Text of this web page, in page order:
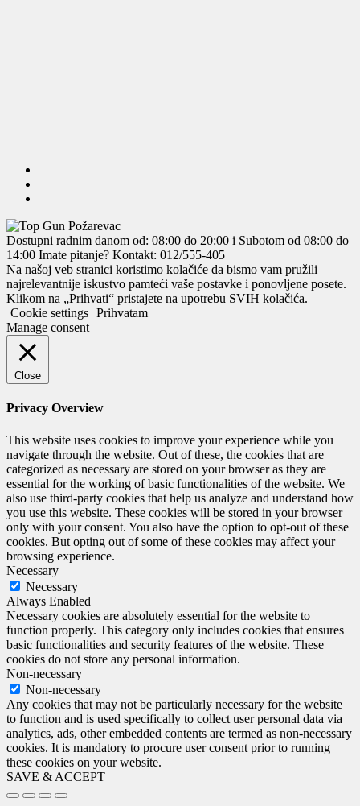
Dostupni radnim danom od: 08:00 do 20:00 i Subotom od 08:00 do
14:00 Imate pitanje? Kontakt: 012/555-405
Na našoj veb stranici koristimo kolačiće da bismo vam pružili
najrelevantnije iskustvo pamteći vaše postavke i ponovljene posete.
Klikom na „Prihvati“ pristajete na upotrebu SVIH kolačića.
Cookie settings Prihvatam
Manage consent
Close
Privacy Overview
This website uses cookies to improve your experience while you
navigate through the website. Out of these, the cookies that are
categorized as necessary are stored on your browser as they are
essential for the working of basic functionalities of the website. We
also use third-party cookies that help us analyze and understand how
you use this website. These cookies will be stored in your browser
only with your consent. You also have the option to opt-out of these
cookies. But opting out of some of these cookies may affect your
browsing experience.
Necessary
Necessary
Always Enabled
Necessary cookies are absolutely essential for the website to
function properly. This category only includes cookies that ensures
basic functionalities and security features of the website. These
cookies do not store any personal information.
Non-necessary
Non-necessary
Any cookies that may not be particularly necessary for the website
to function and is used specifically to collect user personal data via
analytics, ads, other embedded contents are termed as non-necessary
cookies. It is mandatory to procure user consent prior to running
these cookies on your website.
SAVE & ACCEPT